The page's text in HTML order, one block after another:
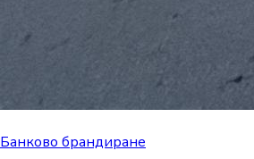
Банково брандиране